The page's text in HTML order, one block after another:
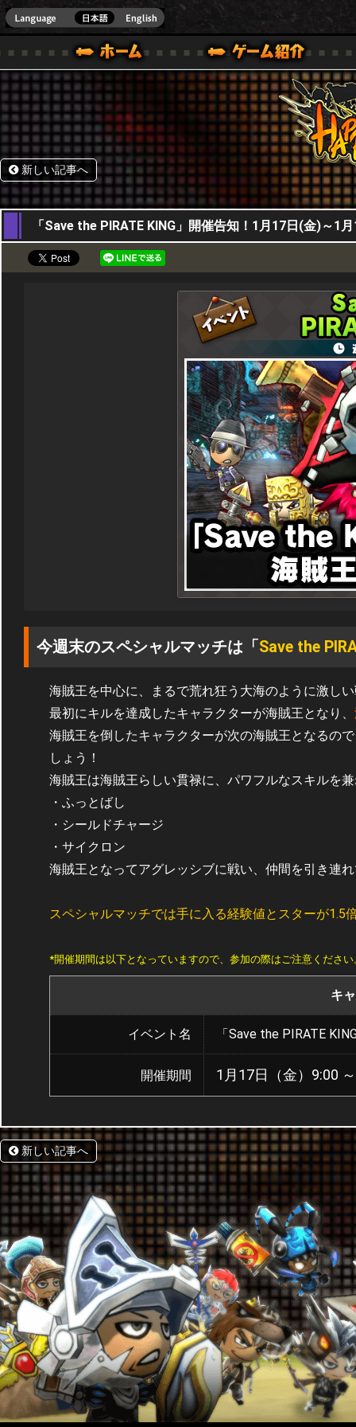
ONE VER.]
ガイド
ル｜HAPPY WARS(ハッピーウォーズ)公式サイト [ XBOX 360,XBOX ONE VER.]
サポート | HAPPY WARS(ハッピーウォーズ)公式サイ
新しい記事へ
16,01,2025
「Save the PIRATE KING」開催告知！1月17日(金)～1
今週末のスペシャルマッチは「 Save the
海賊王を中心に、まるで荒れ狂う大海のように激し
最初にキルを達成したキャラクターが海賊王となり、
海賊王を倒したキャラクターが次の海賊王となるの
しょう！
海賊王は海賊王らしい貫禄に、パワフルなスキルを
・ふっとばし
・シールドチャージ
・サイクロン
海賊王となってアグレッシブに戦い、仲間を引き連
スペシャルマッチでは手に入る経験値とスターが1.5
*開催期間は以下となっていますので、参加の際はご注意ください
キ
イベント名 「Save the PIRATE
開催期間 1月17日（金）9:00
新しい記事へ